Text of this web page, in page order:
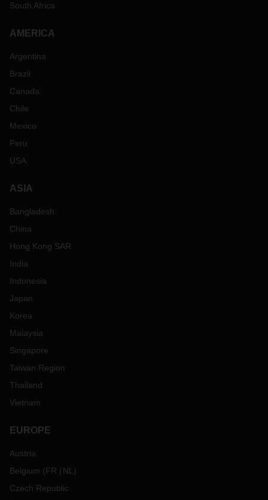
South Africa
AMERICA
Argentina
Brazil
Canada
Chile
Mexico
Peru
USA
ASIA
Bangladesh
China
Hong Kong SAR
India
Indonesia
Japan
Korea
Malaysia
Singapore
Taiwan Region
Thailand
Vietnam
EUROPE
Austria
Belgium (FR NL )
Czech Republic